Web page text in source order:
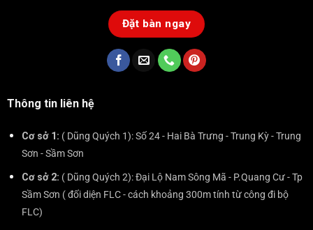
Đặt bàn ngay
Thông tin liên hệ
Cơ sở 1: ( Dũng Quých 1): Số 24 - Hai Bà Trưng - Trung Kỳ - Trung
Sơn - Sầm Sơn
Cơ sở 2: ( Dũng Quých 2): Đại Lộ Nam Sông Mã - P.Quang Cư - Tp
Sầm Sơn ( đối diện FLC - cách khoảng 300m tính từ công đi bộ
FLC)